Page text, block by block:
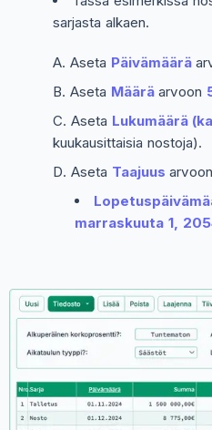
sarjasta alkaen.
Aseta Päivämäärä
Aseta Määräarvoon
Aseta Lukumäärä
kuukausittaisia nostoja).
Aseta Taajuus arvoon
marraskuuta 1,